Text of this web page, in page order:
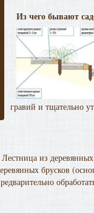
Из чего бывают
гравий и тщательно
Лестница из
брусков